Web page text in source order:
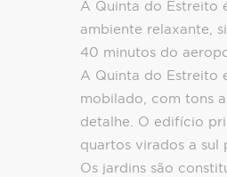
A Quinta do Estreito
ambiente relaxante,
40 minutos do
A Quinta do Estreito
mobilado, com tons
detalhe. O edifício
quartos virados a sul
Os jardins são